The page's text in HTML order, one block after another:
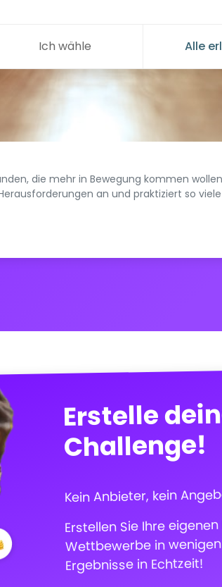
die mehr in Bewegung kommen
an und praktiziert so
sind willkommen. Neue Sportarten
die Herausforderungen individuell sind,
Die Erfahreneren können Tipps geben,
Erstelle
Challenge!
Kein Anbieter, kein
Erstellen Sie Ihre
Wettbewerbe in
Ergebnisse in Echtzeit!
Ich wähle Alle